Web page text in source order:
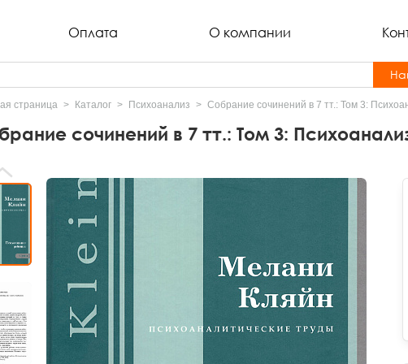
Оплата О компании
страница Каталог Психоанализ Собрание сочинений в 7 тт.: Том 3:
сочинений в 7 тт.: Том 3: